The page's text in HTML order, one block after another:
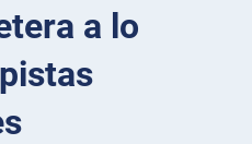
a lo